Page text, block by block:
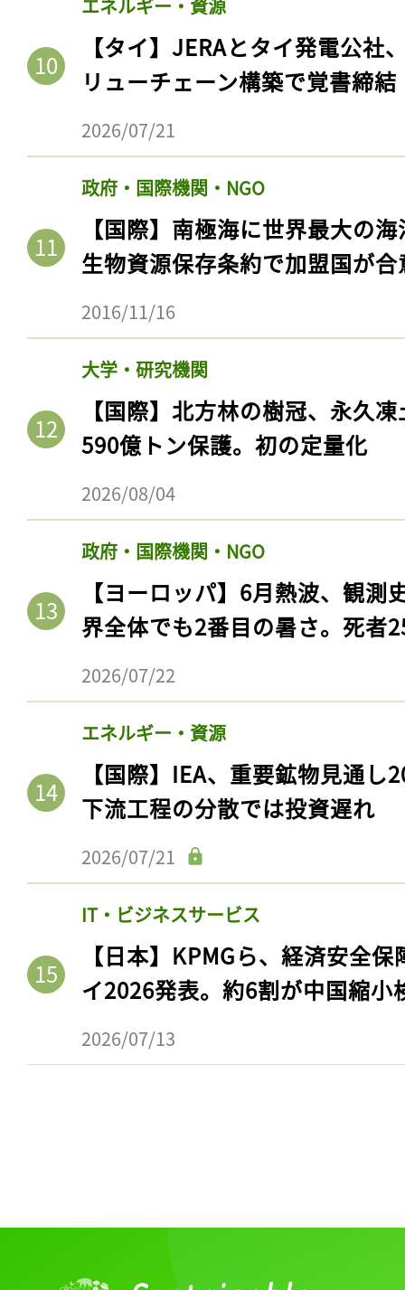
エネルギー・資源
【タイ】JERAとタイ発電公社
リューチェーン構築で覚書締結
2026/07/21
政府・国際機関・NGO
【国際】南極海に世界最大の
生物資源保存条約で加盟国が合
2016/11/16
大学・研究機関
【国際】北方林の樹冠、永久
590億トン保護。初の定量化
2026/08/04
政府・国際機関・NGO
【ヨーロッパ】6月熱波、観
界全体でも2番目の暑さ。死者
2026/07/22
エネルギー・資源
【国際】IEA、重要鉱物見通
下流工程の分散では投資遅れ
2026/07/21
IT・ビジネスサービス
【日本】KPMGら、経済安全
イ2026発表。約6割が中国縮小
2026/07/13